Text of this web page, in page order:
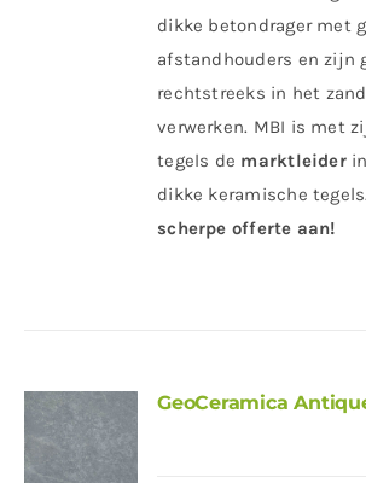
dikke betondrager met
afstandhouders en zijn
rechtstreeks in het
verwerken. MBI is met
tegels de marktleiderin
dikke keramische
scherpe offerte aan!
GeoCeramica